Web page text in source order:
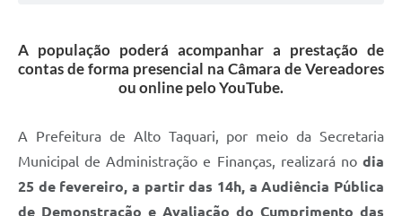
A população poderá acompanhar a prestação de
contas de forma presencial na Câmara de Vereadores
ou online pelo YouTube.
A Prefeitura de Alto Taquari, por meio da Secretaria
Municipal de Administração e Finanças, realizará no dia
25 de fevereiro, a partir das 14h, a Audiência Pública
de Demonstração e Avaliação do Cumprimento das